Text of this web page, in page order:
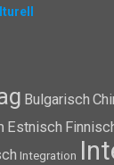
Bulgarisch
Estnisch
Integration